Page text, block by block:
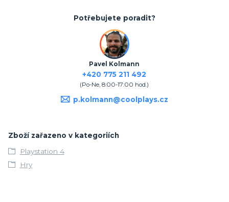
Potřebujete poradit?
Pavel Kolmann
+420 775 211 492
(Po-Ne, 8:00-17:00 hod.)
p.kolmann@coolplays.cz
Zboží zařazeno v kategoriích
Playstation 4
Hry